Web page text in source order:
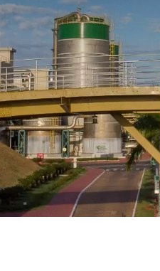
Aceitar todos
森林